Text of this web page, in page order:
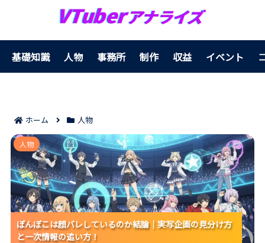
基礎知識 人物 事務所 制作 収益 イベント
ホーム 人物
ぽんぽこは顔バレしているのか結論｜実写企画の見分
け方と一次情報の追い方！
ぽんぽこは顔バレしているのか結論｜実写企画の見分け方
と一次情報の追い方！
ぽんぽこは顔バレしているのか結論｜実写企画の見分け方
と一次情報の追い方！
ぽんぽこは顔バレしているのか結論｜実写企画の見分け方
と一次情報の追い方！
人物